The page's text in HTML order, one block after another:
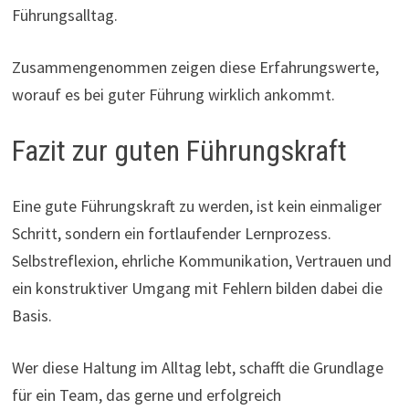
Führungsalltag.
Zusammengenommen zeigen diese Erfahrungswerte,
worauf es bei guter Führung wirklich ankommt.
Fazit zur guten Führungskraft
Eine gute Führungskraft zu werden, ist kein einmaliger
Schritt, sondern ein fortlaufender Lernprozess.
Selbstreflexion, ehrliche Kommunikation, Vertrauen und
ein konstruktiver Umgang mit Fehlern bilden dabei die
Basis.
Wer diese Haltung im Alltag lebt, schafft die Grundlage
für ein Team, das gerne und erfolgreich